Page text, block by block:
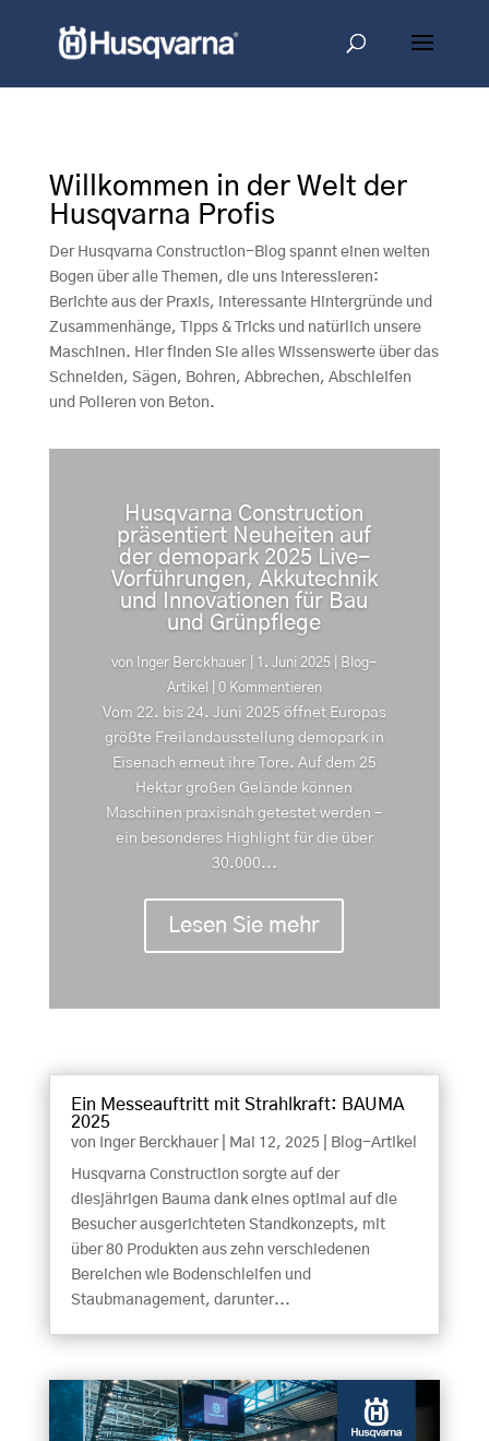
Willkommen in der Welt der
Husqvarna Profis
Der Husqvarna Construction-Blog spannt einen weiten
Bogen über alle Themen, die uns interessieren:
Berichte aus der Praxis, interessante Hintergründe und
Zusammenhänge, Tipps & Tricks und natürlich unsere
Maschinen. Hier finden Sie alles Wissenswerte über das
Schneiden, Sägen, Bohren, Abbrechen, Abschleifen
und Polieren von Beton.
Husqvarna Construction
präsentiert Neuheiten auf
der demopark 2025 Live-
Vorführungen, Akkutechnik
und Innovationen für Bau
und Grünpflege
von Inger Berckhauer 1. Juni 2025
Blog-
Artikel
| 0 Kommentieren
Vom 22. bis 24. Juni 2025 öffnet Europas
größte Freilandausstellung demopark in
Eisenach erneut ihre Tore. Auf dem 25
Hektar großen Gelände können
Maschinen praxisnah getestet werden –
ein besonderes Highlight für die über
30.000...
Lesen Sie mehr
Ein Messeauftritt mit Strahlkraft: BAUMA
2025
von Inger Berckhauer| Mai 12, 2025 Blog-Artikel
Husqvarna Construction sorgte auf der
diesjährigen Bauma dank eines optimal auf die
Besucher ausgerichteten Standkonzepts, mit
über 80 Produkten aus zehn verschiedenen
Bereichen wie Bodenschleifen und
Staubmanagement, darunter...